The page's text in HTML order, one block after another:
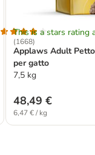
This is a stars rating
(1668)
Applaws Adult
per gatto
7,5 kg
48,49 €
6,47 € / kg